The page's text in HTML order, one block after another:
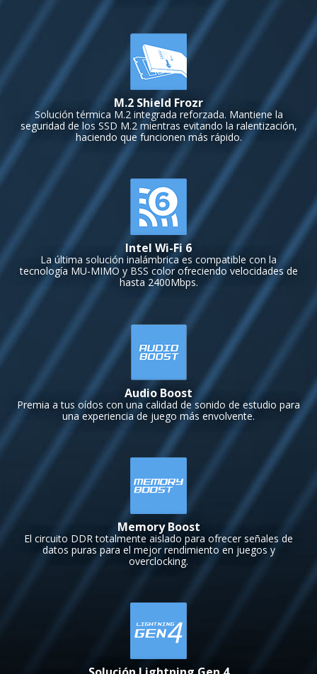
M.2 Shield Frozr
Solución térmica M.2 integrada reforzada. Mantiene la
seguridad de los SSD M.2 mientras evitando la ralentización,
haciendo que funcionen más rápido.
Intel Wi-Fi 6
La última solución inalámbrica es compatible con la
tecnología MU-MIMO y BSS color ofreciendo velocidades de
hasta 2400Mbps.
Audio Boost
Premia a tus oídos con una calidad de sonido de estudio para
una experiencia de juego más envolvente.
Memory Boost
El circuito DDR totalmente aislado para ofrecer señales de
datos puras para el mejor rendimiento en juegos y
overclocking.